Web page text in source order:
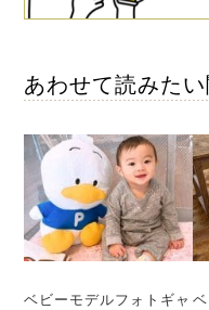
あわせて読みた
ベビーモデルフォトギャ